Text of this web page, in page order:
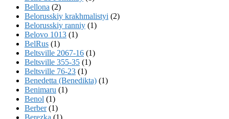
Bellona (2)
Belorusskiy krakhmalistyi (2)
Belorusskiy ranniy (1)
Belovo 1013 (1)
BelRus (1)
Beltsville 2067-16 (1)
Beltsville 355-35 (1)
Beltsville 76-23 (1)
Benedetta (Benedikta) (1)
Benimaru (1)
Benol (1)
Berber(1)
Berezka (1)